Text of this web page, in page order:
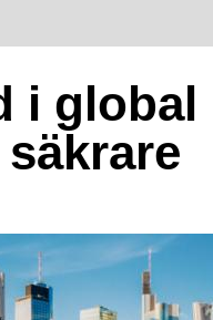
i global